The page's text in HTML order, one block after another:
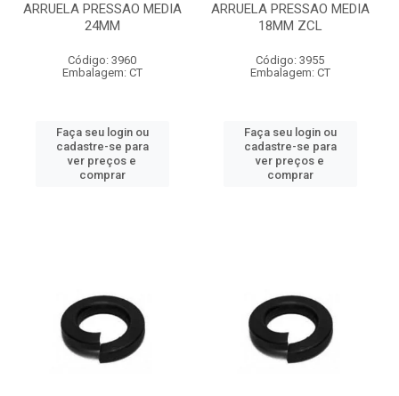
ARRUELA PRESSAO MEDIA
24MM
Código: 3960
Embalagem: CT
Faça seu login ou
cadastre-se para
ver preços e
comprar
ARRUELA PRESSAO MEDIA
18MM ZCL
Código: 3955
Embalagem: CT
Faça seu login ou
cadastre-se para
ver preços e
comprar